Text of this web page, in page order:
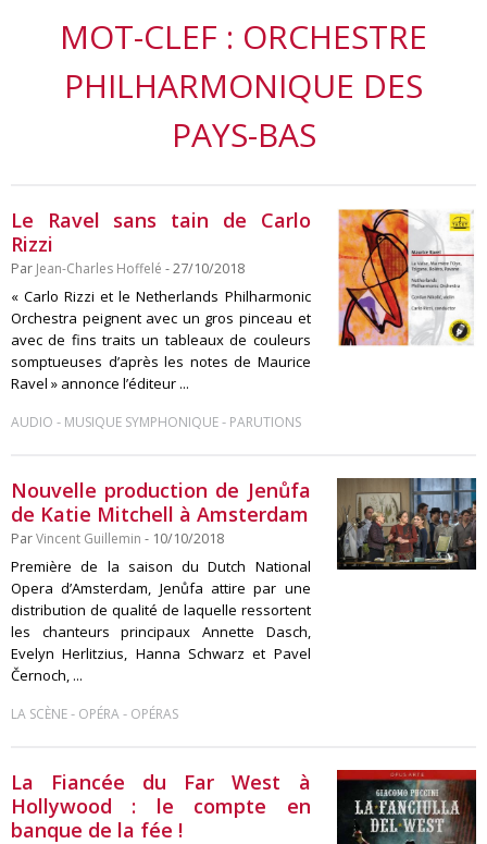
MOT-CLEF : ORCHESTRE
PHILHARMONIQUE DES
PAYS-BAS
Le Ravel sans tain de Carlo
Rizzi
Par Jean-Charles Hoffelé - 27/10/2018
« Carlo Rizzi et le Netherlands Philharmonic
Orchestra peignent avec un gros pinceau et
avec de fins traits un tableaux de couleurs
somptueuses d’après les notes de Maurice
Ravel » annonce l’éditeur ...
AUDIO - MUSIQUE SYMPHONIQUE- PARUTIONS
Nouvelle production de Jenůfa
de Katie Mitchell à Amsterdam
ParVincent Guillemin - 10/10/2018
Première de la saison du Dutch National
Opera d’Amsterdam, Jenůfa attire par une
distribution de qualité de laquelle ressortent
les chanteurs principaux Annette Dasch,
Evelyn Herlitzius, Hanna Schwarz et Pavel
Černoch, ...
LA SCÈNE- OPÉRA- OPÉRAS
La Fiancée du Far West à
Hollywood : le compte en
banque de la fée !